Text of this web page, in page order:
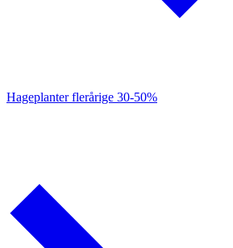
Hageplanter flerårige 30-50%